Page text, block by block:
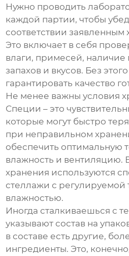
Нужно проводить
каждой партии, чтобы
соответствии заявленным
Это включает в себя
влаги, примесей, наличие
запахов и вкусов. Без
гарантировать качество
Не менее важны условия
Специи – это
которые могут быстро
при неправильном
обеспечить оптимальную
влажность и вентиляцию.
хранения используются
стеллажи с регулируемой
влажностью.
Иногда сталкиваешься с
указывают состав на
в составе есть другие,
ингредиенты. Это,